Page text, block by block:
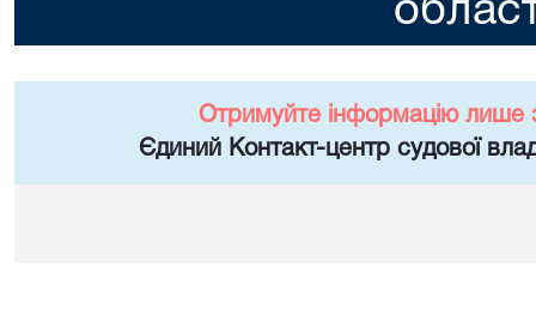
Отримуйте інформацію лише
Єдиний Контакт-центр судової